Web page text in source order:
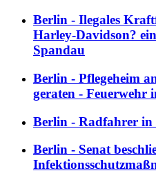
Berlin - Ilegales
Harley-Davidson?
Spandau
Berlin - Pflegeheim
geraten - Feuerwehr
Berlin - Radfahrer in
Berlin - Senat